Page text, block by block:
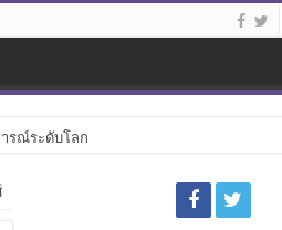
รณ์ระดับโลก